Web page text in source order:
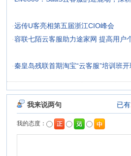
·远传U客亮相第五届浙江CIO峰会
·容联七陌云客服助力途家网 提高用户
·秦皇岛残联首期淘宝“云客服”培训班开